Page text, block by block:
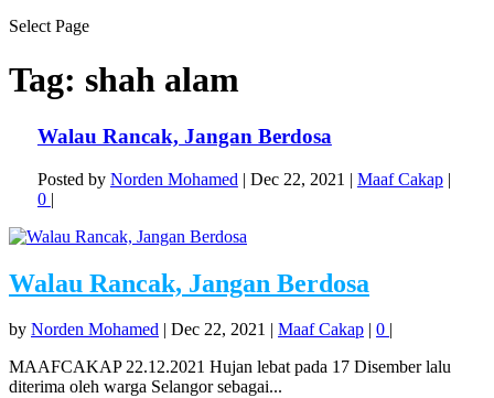
Select Page
Tag: shah alam
Walau Rancak, Jangan Berdosa
Posted by Norden Mohamed | Dec 22, 2021 | Maaf Cakap|
0 |
Walau Rancak, Jangan Berdosa
by Norden Mohamed | Dec 22, 2021 | Maaf Cakap | 0 |
MAAFCAKAP 22.12.2021 Hujan lebat pada 17 Disember lalu
diterima oleh warga Selangor sebagai...